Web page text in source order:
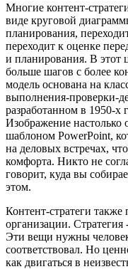
Многие контент-
виде круговой
планирования,
переходит к оценке
и планирования. В этот
больше шагов с более
модель основана на
выполнения-проверки-
разработанном в 1950-
Изображение настолько
шаблоном PowerPoint,
на деловых встречах,
комфорта. Никто не
говорит, куда вы
этом.
Контент-стратеги
организации.
Эти вещи нужны
соответствовал. Но
как двигаться в